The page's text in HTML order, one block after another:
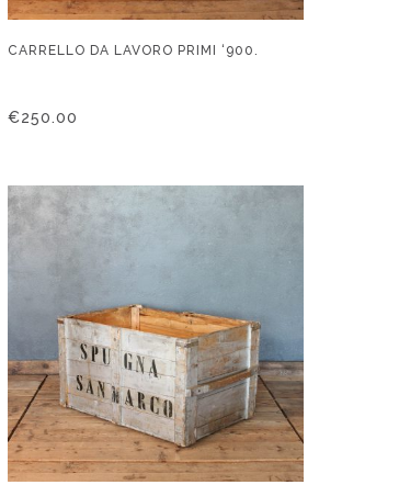
CARRELLO DA LAVORO PRIMI ‘900.
€250.00